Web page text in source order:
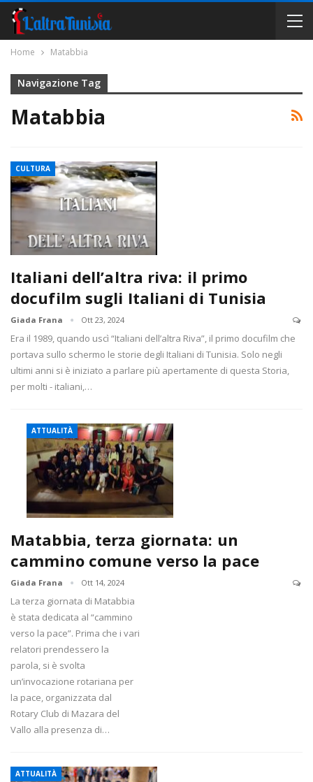
Home Matabbia
Navigazione Tag
Matabbia
CULTURA
Italiani dell’altra riva: il primo
docufilm sugli Italiani di Tunisia
Giada Frana Ott 23, 2024
Era il 1989, quando uscì “Italiani dell’altra Riva”, il primo docufilm che
portava sullo schermo le storie degli Italiani di Tunisia. Solo negli
ultimi anni si è iniziato a parlare più apertamente di questa Storia,
per molti - italiani,…
ATTUALITÀ
Matabbia, terza giornata: un
cammino comune verso la pace
Giada Frana Ott 14, 2024
La terza giornata di Matabbia
è stata dedicata al “cammino
verso la pace”. Prima che i vari
relatori prendessero la
parola, si è svolta
un’invocazione rotariana per
la pace, organizzata dal
Rotary Club di Mazara del
Vallo alla presenza di…
ATTUALITÀ